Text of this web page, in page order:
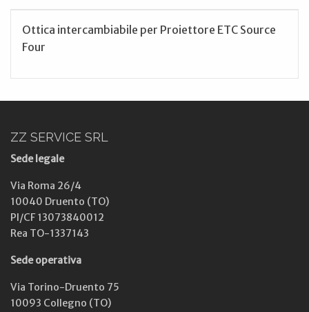
Ottica intercambiabile per Proiettore ETC Source
Four
ZZ SERVICE SRL
Sede legale
Via Roma 26/4
10040 Druento (TO)
PI/CF 13073840012
Rea TO-1337143
Sede operativa
Via Torino-Druento 75
10093 Collegno (TO)